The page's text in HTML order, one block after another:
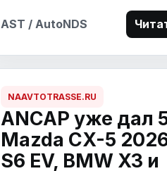
AST / AutoNDS
NAAVTOTRASSE.RU
ANCAP уже дал
Mazda CX-5
S6 EV, BMW X3 и